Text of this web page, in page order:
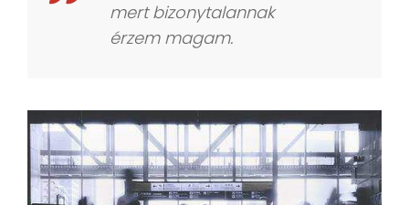
mert bizonytalannak
érzem magam.